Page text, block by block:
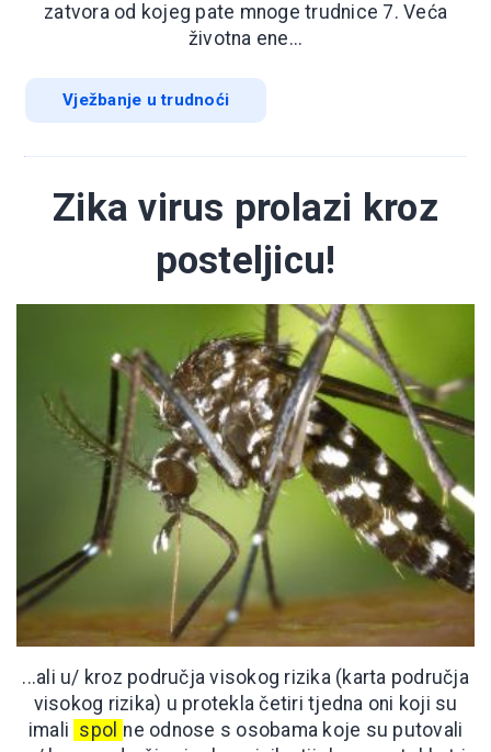
zatvora od kojeg pate mnoge trudnice 7. Veća
životna ene...
Vježbanje u trudnoći
Zika virus prolazi kroz
posteljicu!
...ali u/ kroz područja visokog rizika (karta područja
visokog rizika) u protekla četiri tjedna oni koji su
imali spol ne odnose s osobama koje su putovali